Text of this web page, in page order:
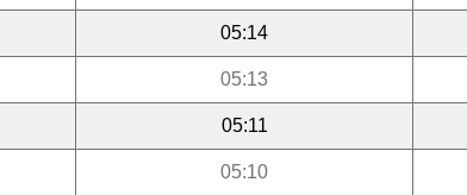
05:14
05:13
05:11
05:10